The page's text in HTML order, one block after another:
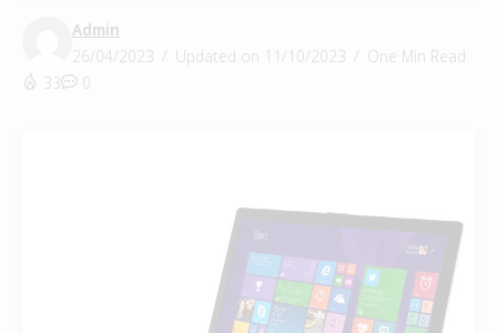
Admin
26/04/2023
Updated on 11/10/2023
One Min Read
33
0